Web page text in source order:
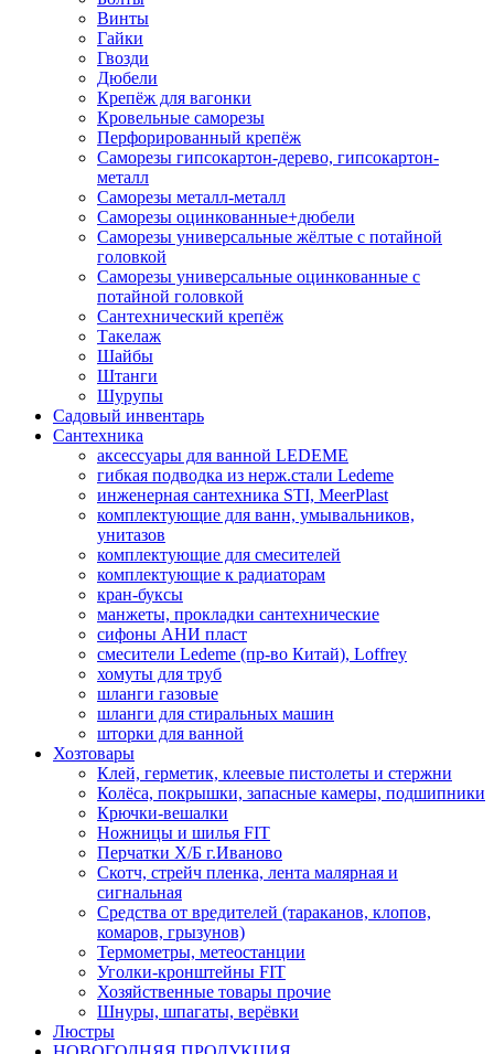
Винты
Гайки
Гвозди
Дюбели
Крепёж для вагонки
Кровельные саморезы
Перфорированный крепёж
Саморезы гипсокартон-дерево, гипсокартон-
металл
Саморезы металл-металл
Саморезы оцинкованные+дюбели
Саморезы универсальные жёлтые с потайной
головкой
Саморезы универсальные оцинкованные с
потайной головкой
Сантехнический крепёж
Такелаж
Шайбы
Штанги
Шурупы
Садовый инвентарь
Сантехника
аксессуары для ванной LEDEME
гибкая подводка из нерж.стали Ledeme
инженерная сантехника STI, MeerPlast
комплектующие для ванн, умывальников,
унитазов
комплектующие для смесителей
комплектующие к радиаторам
кран-буксы
манжеты, прокладки сантехнические
сифоны АНИ пласт
смесители Ledeme (пр-во Китай), Loffrey
хомуты для труб
шланги газовые
шланги для стиральных машин
шторки для ванной
Хозтовары
Клей, герметик, клеевые пистолеты и стержни
Колёса, покрышки, запасные камеры, подшипники
Крючки-вешалки
Ножницы и шилья FIT
Перчатки Х/Б г.Иваново
Скотч, стрейч пленка, лента малярная и
сигнальная
Средства от вредителей (тараканов, клопов,
комаров, грызунов)
Термометры, метеостанции
Уголки-кронштейны FIT
Хозяйственные товары прочие
Шнуры, шпагаты, верёвки
Люстры